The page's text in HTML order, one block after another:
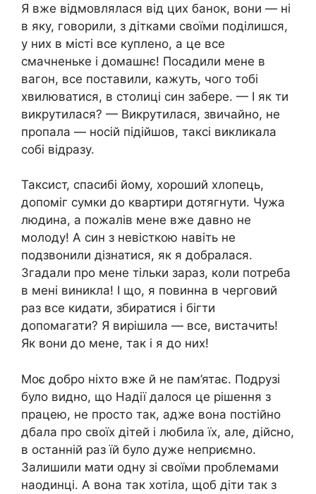
Я вже відмовлялася від цих банок, вони — ні
в яку, говорили, з дітками своїми поділишся,
у них в місті все куплено, а це все
смачненьке і домашнє! Посадили мене в
вагон, все поставили, кажуть, чого тобі
хвилюватися, в столиці син забере. — І як ти
викрутилася? — Викрутилася, звичайно, не
пропала — носій підійшов, таксі викликала
собі відразу.
Таксист, спасибі йому, хороший хлопець,
допоміг сумки до квартири дотягнути. Чужа
людина, а пожалів мене вже давно не
молоду! А син з невісткою навіть не
подзвонили дізнатися, як я добралася.
Згадали про мене тільки зараз, коли потреба
в мені виникла! І що, я повинна в черговий
раз все кидати, збиратися і бігти
допомагати? Я вирішила — все, вистачить!
Як вони до мене, так і я до них!
Моє добро ніхто вже й не пам’ятає. Подрузі
було видно, що Надії далося це рішення з
працею, не просто так, адже вона постійно
дбала про своїх дітей і любила їх, але, дійсно,
в останній раз їй було дуже неприємно.
Залишили мати одну зі своїми проблемами
наодинці. А вона так хотіла, щоб діти так з